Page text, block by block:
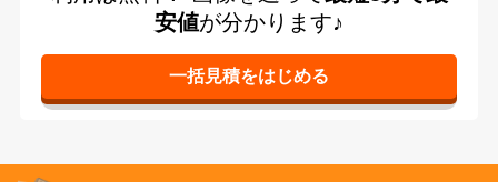
安値が分かります♪